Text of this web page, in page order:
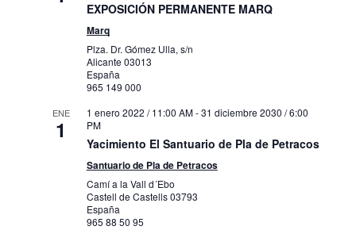
EXPOSICIÓN PERMANENTE MARQ
Marq
Plza. Dr. Gómez Ulla, s/n
Alicante 03013
España
965 149 000
ENE
1
1 enero 2022 / 11:00 AM-31 diciembre 2030 / 6:00
PM
Yacimiento El Santuario de Pla de Petracos
Santuario de Pla de Petracos
Camí a la Vall d´Ebo
Castell de Castells03793
España
965 88 50 95